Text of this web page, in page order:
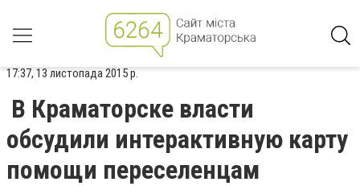
17:37, 13 листопада 2015 р.
В Краматорске власти
обсудили интерактивную карту
помощи переселенцам